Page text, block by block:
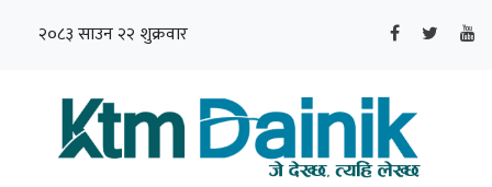
२०८३ साउन २२ शुक्रवार